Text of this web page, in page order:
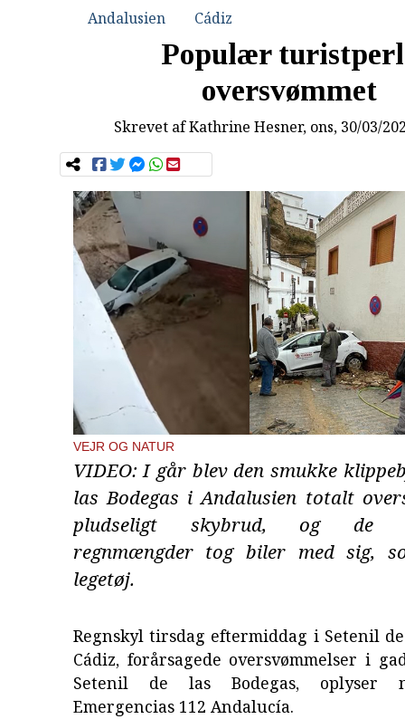
Andalusien Cádiz
Populær
oversvømmet
Skrevet afKathrine Hesner, ons, 30/03/
VEJR OG NATUR
VIDEO: I går blev den smukke
las Bodegas i Andalusien totalt
pludseligt skybrud, og de
regnmængder tog biler med sig,
legetøj.
Regnskyl tirsdag eftermiddag i Setenil de
Cádiz, forårsagede oversvømmelser i
Setenil de las Bodegas, oplyser
Emergencias 112 Andalucía.